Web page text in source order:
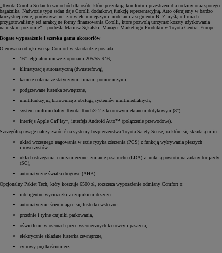
„Toyota Corolla Sedan to samochód dla osób, które poszukują komfortu i przestrzeni dla rodziny oraz sporego
bagażnika. Nadwozie typu sedan daje Corolli dodatkową funkcję reprezentacyjną. Auto oferujemy w bardzo
korzystnej cenie, porównywalnej z o wiele mniejszymi modelami z segmentu B. Z myślą o firmach
przygotowaliśmy też atrakcyjne formy finansowania Corolli, które pozwolą utrzymać koszty użytkowania
na niskim poziomie” – podreśla Mariusz Sękalski, Manager Marketingu Produktu w Toyota Central Europe.
Bogate wyposażenie i szeroka gama akcesoriów
Oferowana od ręki wersja Comfort w standardzie posiada:
16" felgi aluminiowe z oponami 205/55 R16,
klimatyzację automatyczną (dwustrefową),
kamerę cofania ze statycznymi liniami pomocniczymi,
podgrzewane lusterka zewnętrzne,
multifunkcyjną kierownicę z obsługą systemów multimedialnych,
system multimedialny Toyota Touch® 2 z kolorowym ekranem dotykowym (8"),
interfejs Apple CarPlay*, interfejs Android Auto™ (połączenie przewodowe).
Szczególną uwagę należy zwrócić na systemy bezpieczeństwa Toyota Safety Sense, na które się składają m.in.:
układ wczesnego reagowania w razie ryzyka zderzenia (PCS) z funkcją wykrywania pieszych
i rowerzystów,
układ ostrzegania o niezamierzonej zmianie pasa ruchu (LDA) z funkcją powrotu na zadany tor jazdy
(SC),
automatyczne światła drogowe (AHB).
Opcjonalny Pakiet Tech, który kosztuje 6500 zł, rozszerza wyposażenie odmiany Comfort o:
inteligentne wycieraczki z czujnikiem deszczu,
automatycznie ściemniające się lusterko wsteczne,
przednie i tylne czujniki parkowania,
oświetlenie w osłonach przeciwsłonecznych kierowcy i pasażera,
elektrycznie składane lusterka zewnętrzne,
cyfrowy prędkościomierz,